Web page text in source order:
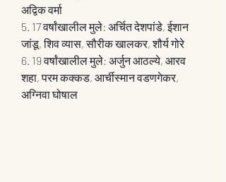
अद्विक वर्मा
5. 17 वर्षांखालील मुले: अर्चित देशपांडे, ईशान
जांडू, शिव व्यास, सौरीक खालकर, शौर्य गोरे
6. 19 वर्षांखालील मुले: अर्जुन आठल्ये, आरव
शहा, परम कक्कड, आर्चीस्मान वडणगेकर,
अग्निवा घोषाल